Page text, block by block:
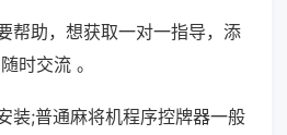
帮助，想获取一对一指导，添
时交流 。
装;普通麻将机程序控牌器一般